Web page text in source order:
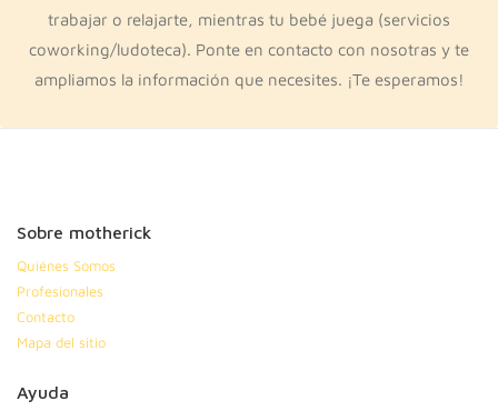
trabajar o relajarte, mientras tu bebé juega (servicios
coworking/ludoteca). Ponte en contacto con nosotras y te
ampliamos la información que necesites. ¡Te esperamos!
Sobre motherick
Quiénes Somos
Profesionales
Contacto
Mapa del sitio
Ayuda